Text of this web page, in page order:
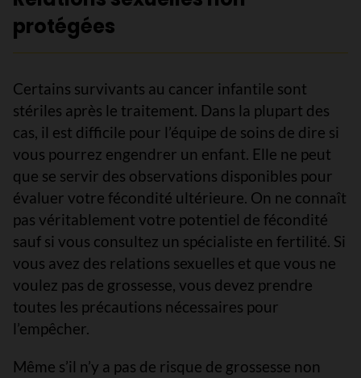
protégées
Certains survivants au cancer infantile sont
stériles après le traitement. Dans la plupart des
cas, il est difficile pour l’équipe de soins de dire si
vous pourrez engendrer un enfant. Elle ne peut
que se servir des observations disponibles pour
évaluer votre fécondité ultérieure. On ne connaît
pas véritablement votre potentiel de fécondité
sauf si vous consultez un spécialiste en fertilité. Si
vous avez des relations sexuelles et que vous ne
voulez pas de grossesse, vous devez prendre
toutes les précautions nécessaires pour
l’empêcher.
Même s’il n’y a pas de risque de grossesse non